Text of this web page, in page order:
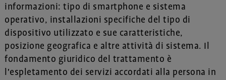
informazioni: tipo di smartphone e sistema
operativo, installazioni specifiche del tipo di
dispositivo utilizzato e sue caratteristiche,
posizione geografica e altre attività di sistema. Il
fondamento giuridico del trattamento è
l'espletamento dei servizi accordati alla persona in